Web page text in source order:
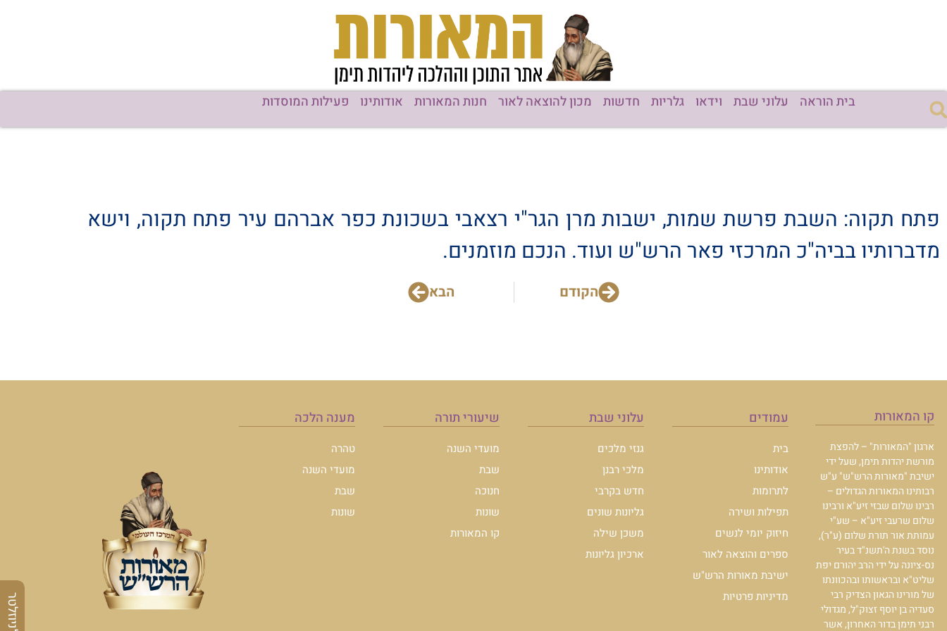
בית הוראה עלוני שבת וידאו גלריות חדשות מכון להוצאה לאור חנות המאורות אודותינו פעילות המוסדות
פתח תקוה: השבת פרשת שמות, ישבות מרן הגר"י רצאבי בשכונת כפר אברהם עיר פתח תקוה, וישא
מדברותיו בביה"כ המרכזי פאר הרש"ש ועוד. הנכם מוזמנים.
הקודם הבא
קו המאורות
ארגון "המאורות" – להפצת
מורשת יהדות תימן, שעל ידי
ישיבת "מאורות הרש"ש" ע"ש
רבותינו המאורות הגדולים –
רבינו שלום שבזי זיע"א ורבינו
שלום שרעבי זיע"א – שע"י
עמותת אור תורת שלום (ע"ר),
נוסד בשנת ה'תשנ"ד בעיר
נס-ציונה על ידי הרב יהורם יפת
שליט"א ובראשותו ובהכוונתו
של מורינו הגאון הצדיק רבי
סעדיה בן יוסף זצוק"ל, מגדולי
רבני תימן בדור האחרון, אשר
עמודים
בית
אודותינו
לתרומות
תפילות ושירה
חיזוק יומי לנשים
ספרים והוצאה לאור
ישיבת מאורות הרש"ש
מדיניות פרטיות
עלוני שבת
גנזי מלכים
מלכי רבנן
חדש בקרבי
גליונות שונים
משכן שילה
ארכיון גליונות
שיעורי תורה
מועדי השנה
שבת
חנוכה
שונות
קו המאורות
מענה הלכה
טהרה
מועדי השנה
שבת
שונות